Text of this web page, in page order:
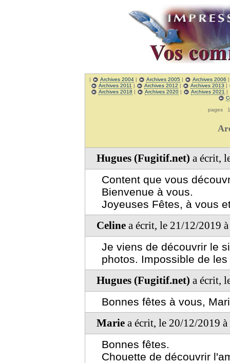
| Archives 2004| Archives 2005| Archives 2006
Archives 2011 | Archives 2012 | Archives 2013 |
Archives 2018 | Archives 2020| Archives 2021 |
pages
Hugues (Fugitif.net) a écrit,
Content que vous
Bienvenue à vous.
Joyeuses Fêtes, à vous
Celine a écrit, le 21/12/2019
Je viens de découvrir le
photos. Impossible de
Hugues (Fugitif.net) a écrit,
Bonnes fêtes à vous,
Marie a écrit, le 20/12/2019
Bonnes fêtes.
Chouette de découvrir